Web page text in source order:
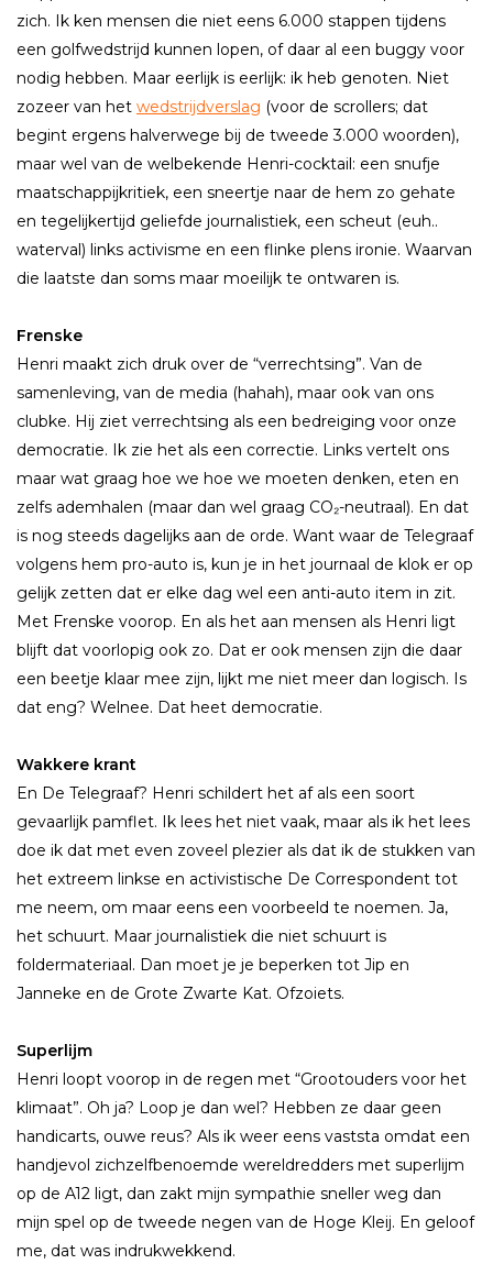
zich. Ik ken mensen die niet eens 6.000 stappen tijdens
een golfwedstrijd kunnen lopen, of daar al een buggy voor
nodig hebben. Maar eerlijk is eerlijk: ik heb genoten. Niet
zozeer van het wedstrijdverslag (voor de scrollers; dat
begint ergens halverwege bij de tweede 3.000 woorden),
maar wel van de welbekende Henri-cocktail: een snufje
maatschappijkritiek, een sneertje naar de hem zo gehate
en tegelijkertijd geliefde journalistiek, een scheut (euh..
waterval) links activisme en een flinke plens ironie. Waarvan
die laatste dan soms maar moeilijk te ontwaren is.
Frenske
Henri maakt zich druk over de “verrechtsing”. Van de
samenleving, van de media (hahah), maar ook van ons
clubke. Hij ziet verrechtsing als een bedreiging voor onze
democratie. Ik zie het als een correctie. Links vertelt ons
maar wat graag hoe we hoe we moeten denken, eten en
zelfs ademhalen (maar dan wel graag CO₂-neutraal). En dat
is nog steeds dagelijks aan de orde. Want waar de Telegraaf
volgens hem pro-auto is, kun je in het journaal de klok er op
gelijk zetten dat er elke dag wel een anti-auto item in zit.
Met Frenske voorop. En als het aan mensen als Henri ligt
blijft dat voorlopig ook zo. Dat er ook mensen zijn die daar
een beetje klaar mee zijn, lijkt me niet meer dan logisch. Is
dat eng? Welnee. Dat heet democratie.
Wakkere krant
En De Telegraaf? Henri schildert het af als een soort
gevaarlijk pamflet. Ik lees het niet vaak, maar als ik het lees
doe ik dat met even zoveel plezier als dat ik de stukken van
het extreem linkse en activistische De Correspondent tot
me neem, om maar eens een voorbeeld te noemen. Ja,
het schuurt. Maar journalistiek die niet schuurt is
foldermateriaal. Dan moet je je beperken tot Jip en
Janneke en de Grote Zwarte Kat. Ofzoiets.
Superlijm
Henri loopt voorop in de regen met “Grootouders voor het
klimaat”. Oh ja? Loop je dan wel? Hebben ze daar geen
handicarts, ouwe reus? Als ik weer eens vaststa omdat een
handjevol zichzelfbenoemde wereldredders met superlijm
op de A12 ligt, dan zakt mijn sympathie sneller weg dan
mijn spel op de tweede negen van de Hoge Kleij. En geloof
me, dat was indrukwekkend.